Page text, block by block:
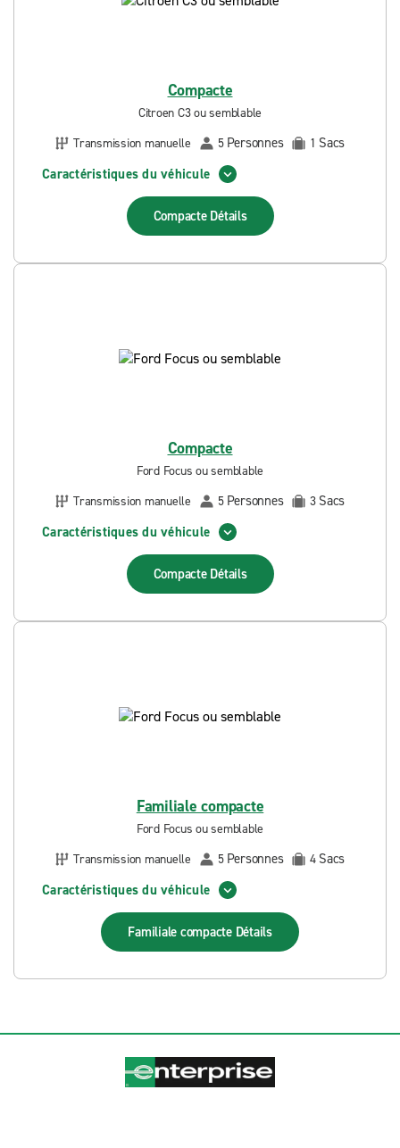
Compacte
Citroen C3 ou semblable
Transmission manuelle
5 Personnes 1 Sacs
Caractéristiques du véhicule
Compacte Détails
Compacte
Ford Focus ou semblable
Transmission manuelle
5 Personnes 3 Sacs
Caractéristiques du véhicule
Compacte Détails
Familiale compacte
Ford Focus ou semblable
Transmission manuelle
5 Personnes 4 Sacs
Caractéristiques du véhicule
Familiale compacte Détails